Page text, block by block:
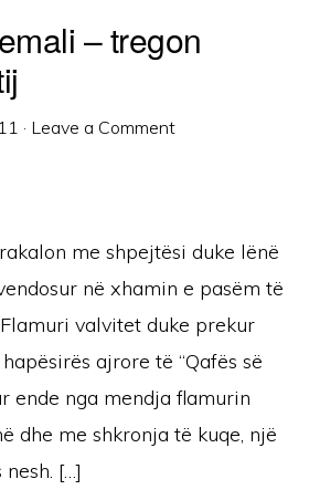
– tregon
· Leave a Comment
me shpejtësi duke lënë
në xhamin e pasëm të
Flamuri valvitet duke prekur
ajrore të “Qafës së
ende nga mendja flamurin
dhe me shkronja të kuqe, një
[…]